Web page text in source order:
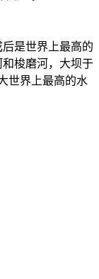
是世界上最高的
梭磨河，大坝于
世界上最高的水